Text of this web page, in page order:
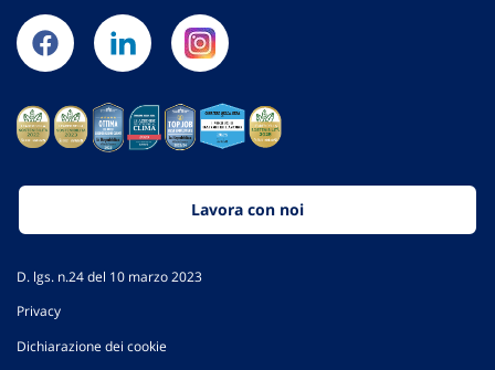
Lavora con noi
D. lgs. n.24 del 10 marzo 2023
Privacy
Dichiarazione dei cookie